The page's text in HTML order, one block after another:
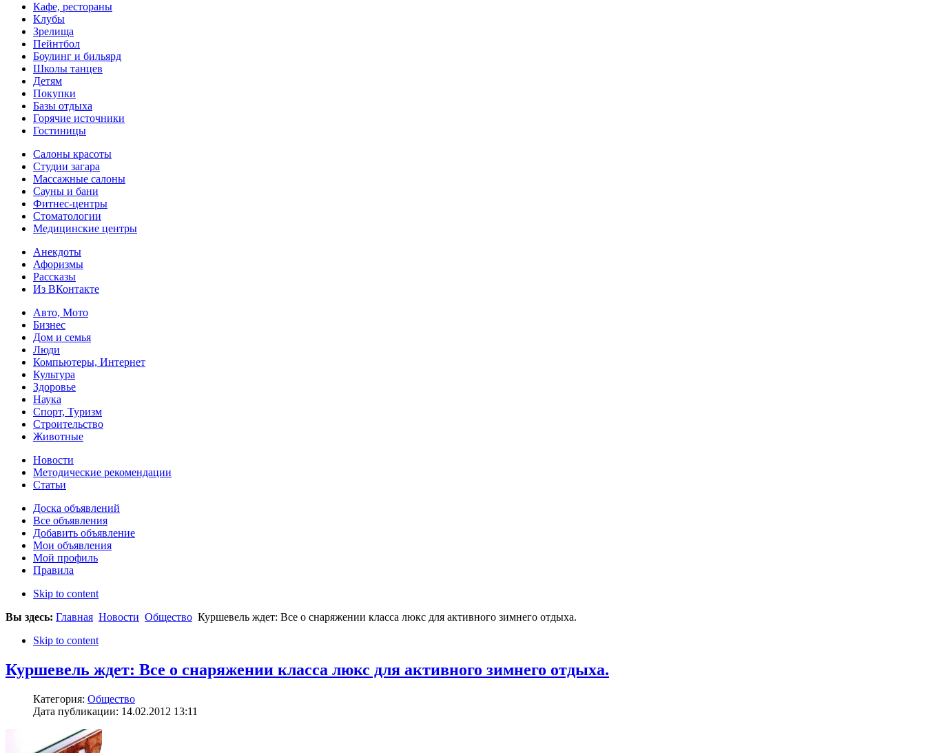
Кафе, рестораны
Клубы
Зрелища
Пейнтбол
Боулинг и бильярд
Школы танцев
Детям
Покупки
Базы отдыха
Горячие источники
Гостиницы
Салоны красоты
Студии загара
Массажные салоны
Сауны и бани
Фитнес-центры
Стоматологии
Медицинские центры
Анекдоты
Афоризмы
Рассказы
Из ВКонтакте
Авто, Мото
Бизнес
Дом и семья
Люди
Компьютеры, Интернет
Культура
Здоровье
Наука
Спорт, Туризм
Строительство
Животные
Новости
Методические рекомендации
Статьи
Доска объявлений
Все объявления
Добавить объявление
Мои объявления
Мой профиль
Правила
Skip to content
Вы здесь: Главная Новости Общество Куршевель ждет: Все о снаряжении класса люкс для активного зимнего отдыха.
Skip to content
Куршевель ждет: Все о снаряжении класса люкс для активного зимнего отдыха.
Категория: Общество
Дата публикации: 14.02.2012 13:11